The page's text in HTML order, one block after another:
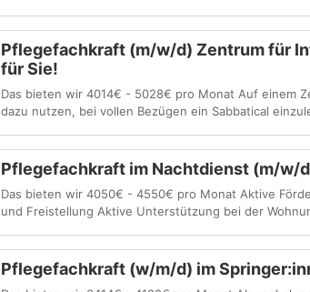
Pflegefachkraft (m/w/d) Zentrum für
für Sie!
Das bieten wir 4014€ - 5028€ pro Monat Auf einem
dazu nutzen, bei vollen Bezügen ein Sabbatical
Pflegefachkraft im Nachtdienst (m/w/
Das bieten wir 4050€ - 4550€ pro Monat Aktive
und Freistellung Aktive Unterstützung bei der
Pflegefachkraft (w/m/d) im